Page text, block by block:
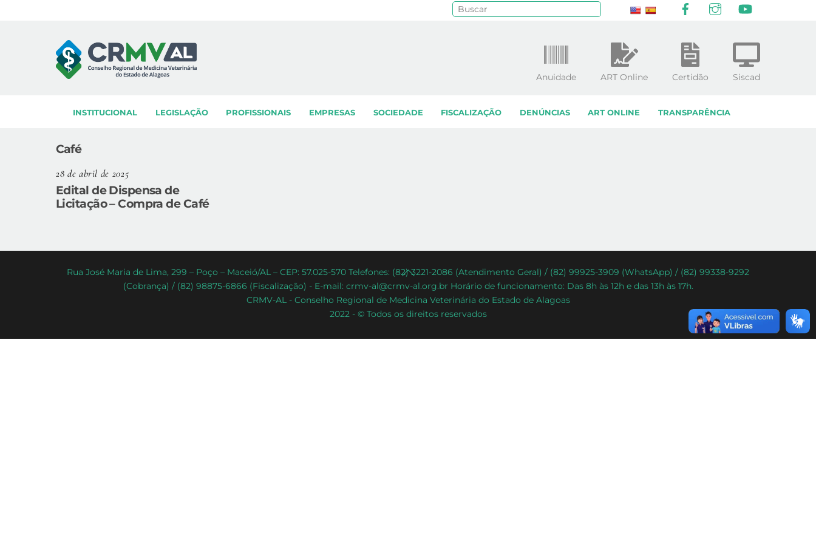
INSTITUCIONAL LEGISLAÇÃO PROFISSIONAIS EMPRESAS SOCIEDADE FISCALIZAÇÃO DENÚNCIAS ART ONLINE TRANSPARÊNCIA
Anuidade ART Online Certidão Siscad
Café
28 de abril de 2025
Edital de Dispensa de
Licitação – Compra de Café
Back
To
Top
Rua José Maria de Lima, 299 – Poço – Maceió/AL – CEP: 57.025-570 Telefones: (82) 3221-2086 (Atendimento Geral) / (82) 99925-3909 (WhatsApp) / (82) 99338-9292
(Cobrança) / (82) 98875-6866 (Fiscalização) - E-mail: crmv-al@crmv-al.org.br Horário de funcionamento: Das 8h às 12h e das 13h às 17h.
CRMV-AL - Conselho Regional de Medicina Veterinária do Estado de Alagoas
2022 - © Todos os direitos reservados